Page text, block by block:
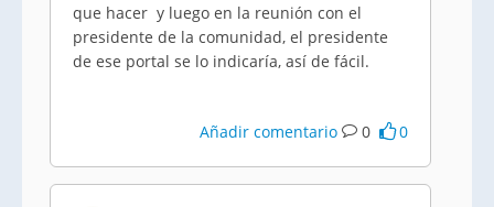
que hacer y luego en la reunión con el
presidente de la comunidad, el presidente
de ese portal se lo indicaría, así de fácil.
Añadir comentario 0 0